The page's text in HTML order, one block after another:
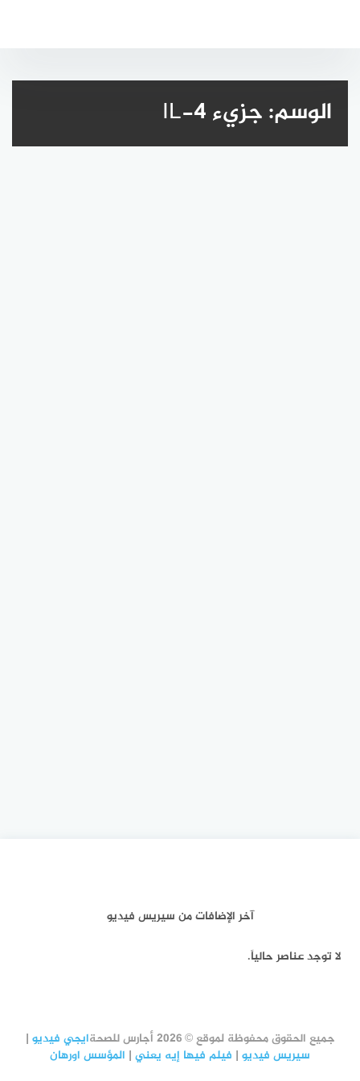
الوسم:جزيء IL-4
آخر الإضافات من سيريس فيديو
لا توجد عناصر حالياً.
جميع الحقوق محفوظة لموقع © 2026 أجارس للصحة ايجي فيديو |
سيريس فيديو | فيلم فيها إيه يعني | المؤسس اورهان